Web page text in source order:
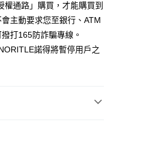
權通路」購買，才能購買到
主動要求您至銀行、ATM
打165防詐騙專線。
諾得將暫停用戶之